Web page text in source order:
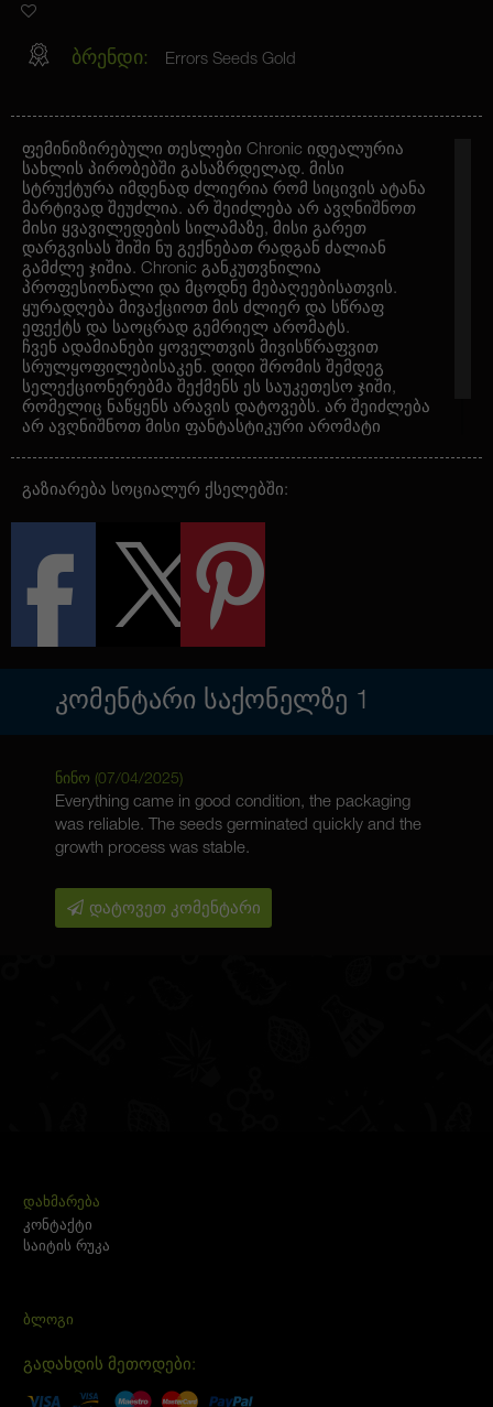
ბრენდი: Errors Seeds Gold
ფემინიზირებული თესლები Chronic იდეალურია
სახლის პირობებში გასაზრდელად. მისი
სტრუქტურა იმდენად ძლიერია რომ სიცივის ატანა
მარტივად შეუძლია. არ შეიძლება არ ავღნიშნოთ
მისი ყვავილედების სილამაზე, მისი გარეთ
დარგვისას შიში ნუ გექნებათ რადგან ძალიან
გამძლე ჯიშია. Chronic განკუთვნილია
პროფესიონალი და მცოდნე მებაღეებისათვის.
ყურადღება მივაქციოთ მის ძლიერ და სწრაფ
ეფექტს და საოცრად გემრიელ არომატს.
ჩვენ ადამიანები ყოველთვის მივისწრაფვით
სრულყოფილებისაკენ. დიდი შრომის შემდეგ
სელექციონერებმა შექმენს ეს საუკეთესო ჯიში,
რომელიც ნაწყენს არავის დატოვებს. არ შეიძლება
არ ავღნიშნოთ მისი ფანტასტიკური არომატი
გაზიარება სოციალურ ქსელებში:
ᲙᲝᲛᲔᲜᲢᲐᲠᲘ ᲡᲐᲥᲝᲜᲔᲚᲖᲔ 1
ნინო (07/04/2025)
Everything came in good condition, the packaging
was reliable. The seeds germinated quickly and the
growth process was stable.
დატოვეთ კომენტარი
ᲓᲐᲮᲛᲐᲠᲔᲑᲐ
კონტაქტი
საიტის რუკა
ᲑᲚᲝᲒᲘ
გადახდის მეთოდები: